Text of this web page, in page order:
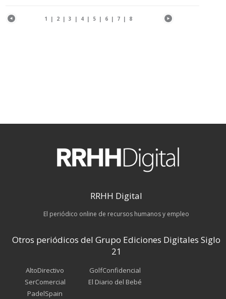
1 | 2 |3 | 4 | 5 | 6 | 7 | 8
RRHH Digital
El periódico online de recursos humanos y empleo
Otros periódicos del Grupo Ediciones Digitales Siglo
21
AltoDirectivo
SerComercial
PadelSpain
GolfConfidencial
El Diario del Bebé